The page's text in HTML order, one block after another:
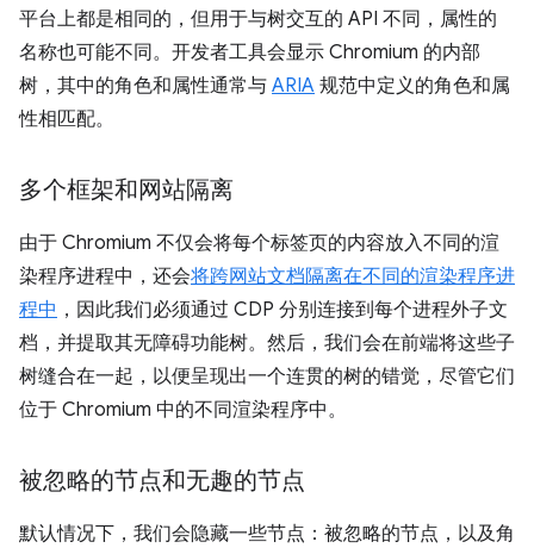
平台上都是相同的，但用于与树交互的 API 不同，属性的
名称也可能不同。开发者工具会显示 Chromium 的内部
树，其中的角色和属性通常与 ARIA 规范中定义的角色和属
性相匹配。
多个框架和网站隔离
由于 Chromium 不仅会将每个标签页的内容放入不同的渲
染程序进程中，还会将跨网站文档隔离在不同的渲染程序进
程中 ，因此我们必须通过 CDP 分别连接到每个进程外子文
档，并提取其无障碍功能树。然后，我们会在前端将这些子
树缝合在一起，以便呈现出一个连贯的树的错觉，尽管它们
位于 Chromium 中的不同渲染程序中。
被忽略的节点和无趣的节点
默认情况下，我们会隐藏一些节点：被忽略的节点，以及角